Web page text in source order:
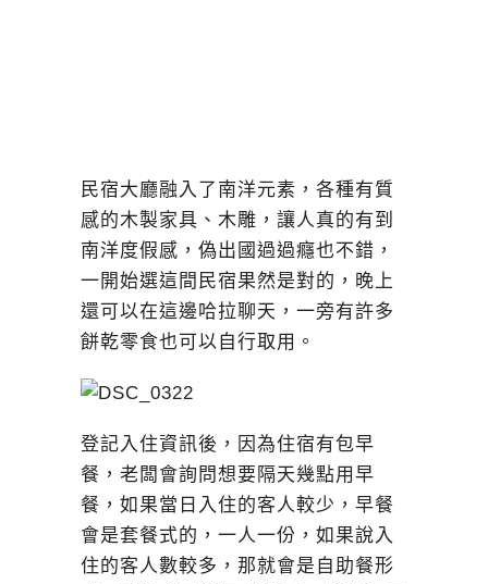
民宿大廳融入了南洋元素，各種有質
感的木製家具、木雕，讓人真的有到
南洋度假感，偽出國過過癮也不錯，
一開始選這間民宿果然是對的，晚上
還可以在這邊哈拉聊天，一旁有許多
餅乾零食也可以自行取用。
登記入住資訊後，因為住宿有包早
餐，老闆會詢問想要隔天幾點用早
餐，如果當日入住的客人較少，早餐
會是套餐式的，一人一份，如果說入
住的客人數較多，那就會是自助餐形